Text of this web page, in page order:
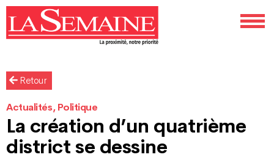
Retour
Actualités, Politique
La création d’un quatrième
district se dessine